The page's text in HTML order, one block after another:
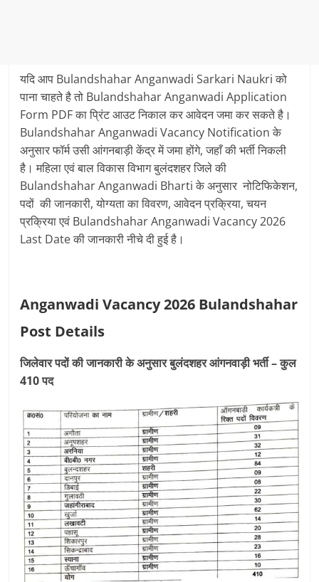
यदि आप Bulandshahar Anganwadi Sarkari Naukri को
पाना चाहते है तो Bulandshahar Anganwadi Application
Form PDF का प्रिंट आउट निकाल कर आवेदन जमा कर सकते है।
Bulandshahar Anganwadi Vacancy Notification के
अनुसार फॉर्म उसी आंगनबाड़ी केंद्र में जमा होंगे, जहाँ की भर्ती निकली
है। महिला एवं बाल विकास विभाग बुलंदशहर जिले की
Bulandshahar Anganwadi Bharti के अनुसार नोटिफिकेशन,
पदों की जानकारी, योग्यता का विवरण, आवेदन प्रक्रिया, चयन
प्रक्रिया एवं Bulandshahar Anganwadi Vacancy 2026
Last Date की जानकारी नीचे दी हुई है।
Anganwadi Vacancy 2026 Bulandshahar
Post Details
जिलेवार पदों की जानकारी के अनुसार बुलंदशहर आंगनवाड़ी भर्ती – कुल
410 पद